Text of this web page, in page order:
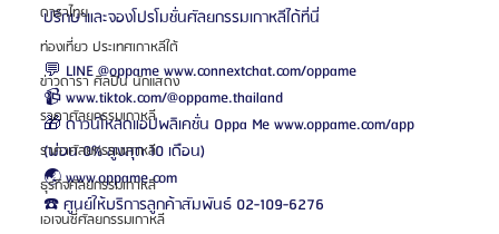
ดาราไทย
ท่องเที่ยว ประเทศเกาหลีใต้
ข่าวดารา ศิลปิน นักแสดง
ราคาศัลยกรรมเกาหลี
ราคาศัลยกรรมเกาหลี
ธุรกิจศัลยกรรมเกาหลี
เอเจนซี่ศัลยกรรมเกาหลี
ปรึกษาและจองโปรโมชั่นศัลยกรรมเกาหลีได้ที่นี่
💬 LINE @oppame www.connextchat.com/oppame
📹 www.tiktok.com/@oppame.thailand
🎁 ดาวน์โหลดแอปพลิเคชั่น Oppa Me www.oppame.com/app
(ผ่อน 0% สูงสุด 10 เดือน)
🌏 www.oppame.com
☎️ ศูนย์ให้บริการลูกค้าสัมพันธ์ 02-109-6276